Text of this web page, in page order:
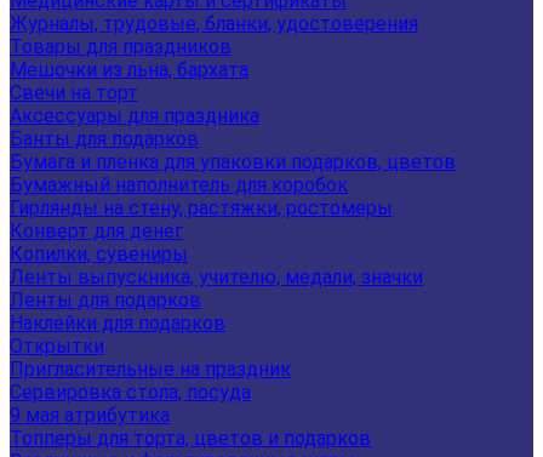
Журналы, трудовые, бланки, удостоверения
Товары для праздников
Мешочки из льна, бархата
Свечи на торт
Аксессуары для праздника
Банты для подарков
Бумага и пленка для упаковки подарков, цветов
Бумажный наполнитель для коробок
Гирлянды на стену, растяжки, ростомеры
Конверт для денег
Копилки, сувениры
Ленты выпускника, учителю, медали, значки
Ленты для подарков
Наклейки для подарков
Открытки
Пригласительные на праздник
Сервировка стола, посуда
9 мая атрибутика
Топперы для торта, цветов и подарков